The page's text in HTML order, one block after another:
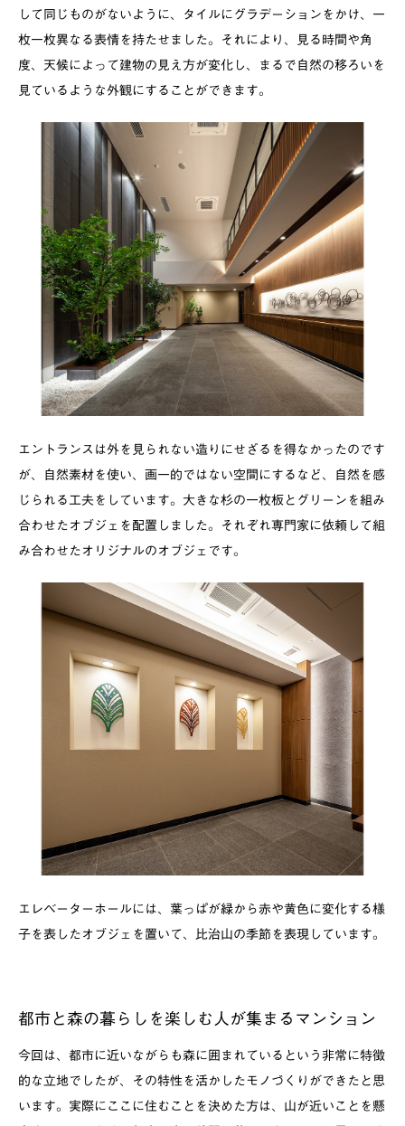
して同じものがないように、タイルにグラデーションをかけ、一
枚一枚異なる表情を持たせました。それにより、見る時間や角
度、天候によって建物の見え方が変化し、まるで自然の移ろいを
見ているような外観にすることができます。
エントランスは外を見られない造りにせざるを得なかったのです
が、自然素材を使い、画一的ではない空間にするなど、自然を感
じられる工夫をしています。大きな杉の一枚板とグリーンを組み
合わせたオブジェを配置しました。それぞれ専門家に依頼して組
み合わせたオリジナルのオブジェです。
エレベーターホールには、葉っぱが緑から赤や黄色に変化する様
子を表したオブジェを置いて、比治山の季節を表現しています。
都市と森の暮らしを楽しむ人が集まるマンション
今回は、都市に近いながらも森に囲まれているという非常に特徴
的な立地でしたが、その特性を活かしたモノづくりができたと思
います。実際にここに住むことを決めた方は、山が近いことを懸